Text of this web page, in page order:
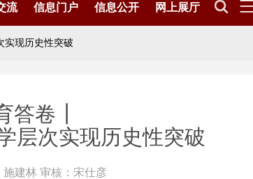
流 信息门户 信息公开 网上展厅
实现历史性突破
答卷┃
层次实现历史性突破
建林 审核：宋仕彦